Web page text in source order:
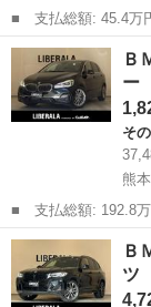
■ 支払総額: 45.4万円 ■ 車両本体価格： 349,000 円 ■ メーカー
名： ＢＭＷ ■ 車
ｉ スポーツ 純正
レス・プッシュ...
福岡 福岡市
Ｂ
ー
そ
熊
■ 支払総額: 192.8万円 ■ 車両本体価格： 1,825,000 円 ■ メーカ
ー名： ＢＭＷ ■
ｄアクティブツア
ｔｈ レ...
熊本 熊本市
Ｂ
ツ